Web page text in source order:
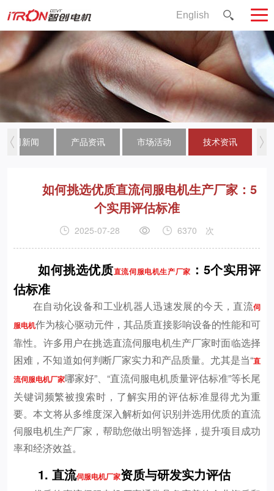
English
公司新闻 产品资讯 市场活动 技术资讯
如何挑选优质直流伺服电机生产厂家：5
个实用评估标准
2025-07-28 6370 次
如何挑选优质直流伺服电机生产厂家
：5个实用评
估标准
在自动化设备和工业机器人迅速发展的今天，直流伺
服电机作为核心驱动元件，其品质直接影响设备的性能和可
靠性。许多用户在挑选直流伺服电机生产厂家时面临选择
困难，不知道如何判断厂家实力和产品质量。尤其是当“直
流伺服电机厂家哪家好”、“直流伺服电机质量评估标准”等长尾
关键词频繁被搜索时，了解实用的评估标准显得尤为重
要。本文将从多维度深入解析如何识别并选用优质的直流
伺服电机生产厂家，帮助您做出明智选择，提升项目成功
率和经济效益。
1. 直流伺服电机厂家资质与研发实力评估